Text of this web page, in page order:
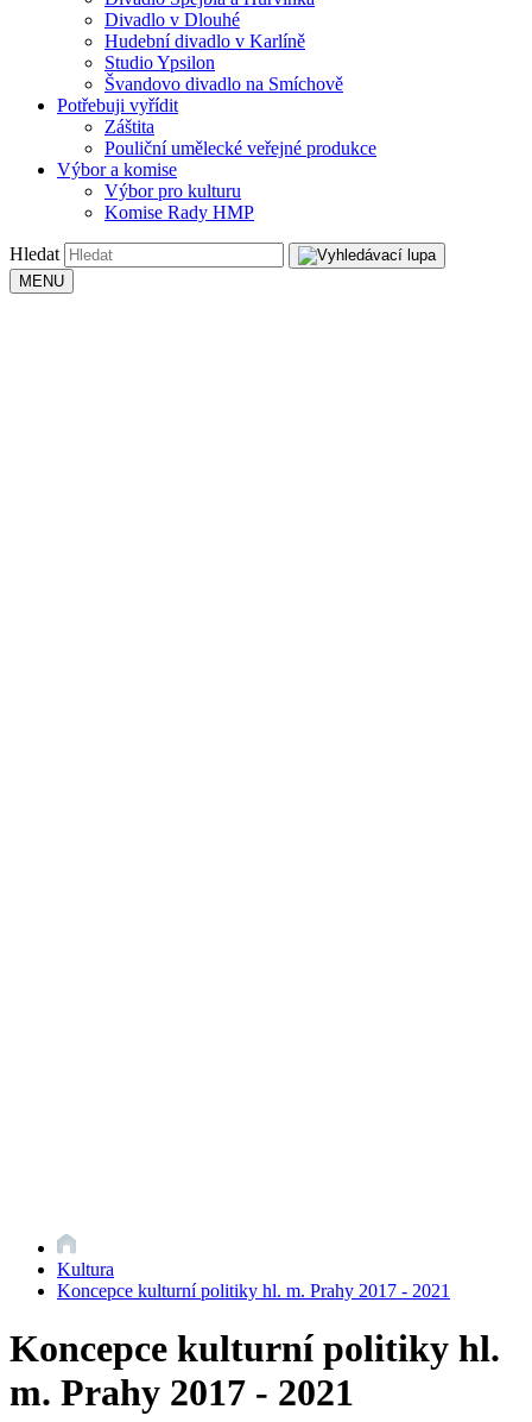
Divadlo v Dlouhé
Hudební divadlo v Karlíně
Studio Ypsilon
Švandovo divadlo na Smíchově
Potřebuji vyřídit
Záštita
Pouliční umělecké veřejné produkce
Výbor a komise
Výbor pro kulturu
Komise Rady HMP
Hledat
MENU
Kultura
Koncepce kulturní politiky hl. m. Prahy 2017 - 2021
Koncepce kulturní politiky hl.
m. Prahy 2017 - 2021